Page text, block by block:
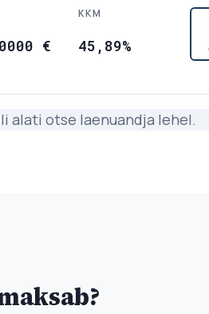
€
KKM
45,89%
alati otse laenuandja lehel.